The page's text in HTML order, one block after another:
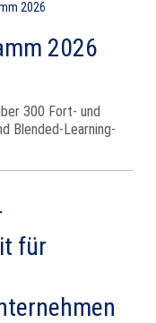
2026
300 Fort- und
Blended-Learning-
für